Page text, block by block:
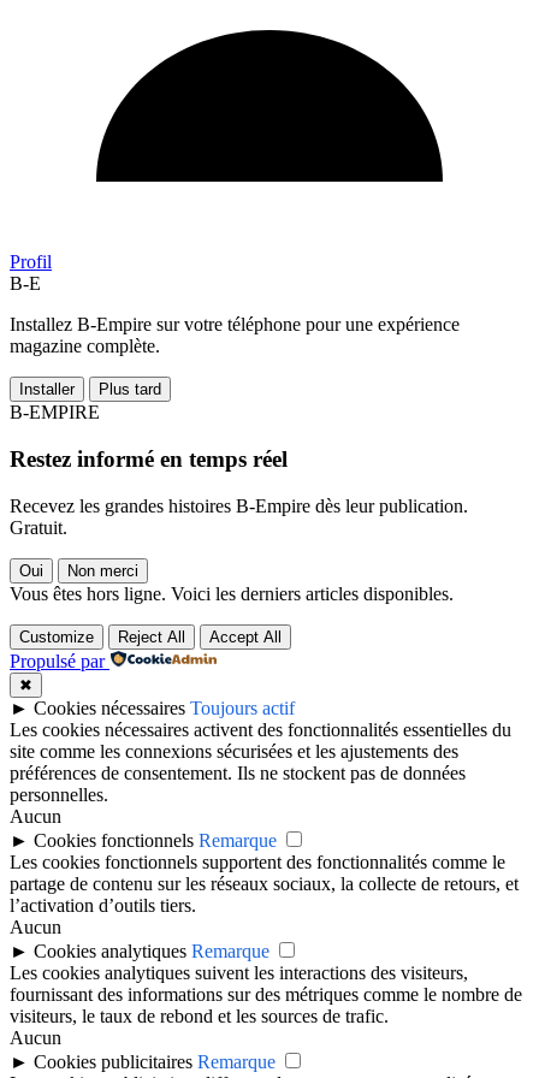
Profil
B-E
Installez B-Empire sur votre téléphone pour une expérience
magazine complète.
Installer Plus tard
B-EMPIRE
Restez informé en temps réel
Recevez les grandes histoires B-Empire dès leur publication.
Gratuit.
Oui Non merci
Vous êtes hors ligne. Voici les derniers articles disponibles.
Customize Reject All Accept All
Propulsé par
✖
► Cookies nécessaires Toujours actif
Les cookies nécessaires activent des fonctionnalités essentielles du
site comme les connexions sécurisées et les ajustements des
préférences de consentement. Ils ne stockent pas de données
personnelles.
Aucun
► Cookies fonctionnels Remarque
Les cookies fonctionnels supportent des fonctionnalités comme le
partage de contenu sur les réseaux sociaux, la collecte de retours, et
l’activation d’outils tiers.
Aucun
► Cookies analytiques Remarque
Les cookies analytiques suivent les interactions des visiteurs,
fournissant des informations sur des métriques comme le nombre de
visiteurs, le taux de rebond et les sources de trafic.
Aucun
► Cookies publicitaires Remarque